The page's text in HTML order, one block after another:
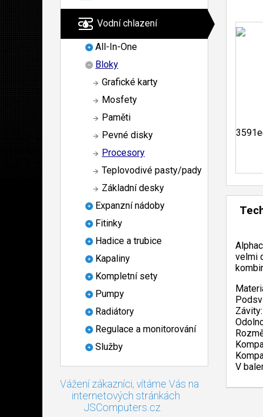
Vodní chlazení
All-In-One
Bloky
Grafické karty
Mosfety
Paměti
Pevné disky
Procesory
Teplovodivé pasty/pady
Základní desky
Expanzní nádoby
Fitinky
Hadice a trubice
Kapaliny
Kompletní sety
Pumpy
Radiátory
Regulace a monitorování
Služby
Vážení zákazníci, vítáme Vás na
internetových stránkách
JSComputers.cz
velmi
V